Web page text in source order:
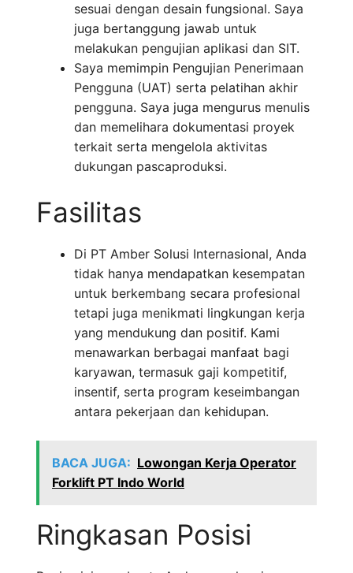
sesuai dengan desain fungsional. Saya
juga bertanggung jawab untuk
melakukan pengujian aplikasi dan SIT.
Saya memimpin Pengujian Penerimaan
Pengguna (UAT) serta pelatihan akhir
pengguna. Saya juga mengurus menulis
dan memelihara dokumentasi proyek
terkait serta mengelola aktivitas
dukungan pascaproduksi.
Fasilitas
Di PT Amber Solusi Internasional, Anda
tidak hanya mendapatkan kesempatan
untuk berkembang secara profesional
tetapi juga menikmati lingkungan kerja
yang mendukung dan positif. Kami
menawarkan berbagai manfaat bagi
karyawan, termasuk gaji kompetitif,
insentif, serta program keseimbangan
antara pekerjaan dan kehidupan.
BACA JUGA: Lowongan Kerja Operator
Forklift PT Indo World
Ringkasan Posisi